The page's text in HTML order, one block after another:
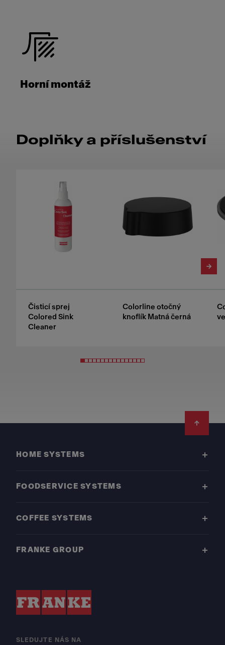
Horní montáž
Doplňky a příslušenství
Čisticí sprej
Colored Sink
Cleaner
Colorline otočný
knoflík Matná černá
HOME SYSTEMS
FOODSERVICE SYSTEMS
COFFEE SYSTEMS
FRANKE GROUP
SLEDUJTE NÁS NA